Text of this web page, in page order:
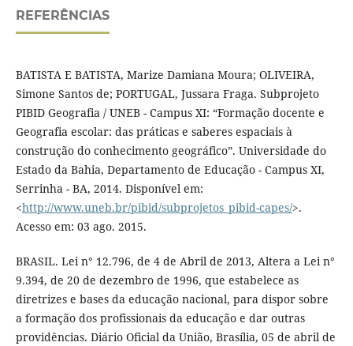
REFERÊNCIAS
BATISTA E BATISTA, Marize Damiana Moura; OLIVEIRA,
Simone Santos de; PORTUGAL, Jussara Fraga. Subprojeto
PIBID Geografia / UNEB - Campus XI: “Formação docente e
Geografia escolar: das práticas e saberes espaciais à
construção do conhecimento geográfico”. Universidade do
Estado da Bahia, Departamento de Educação - Campus XI,
Serrinha - BA, 2014. Disponível em:
<http://www.uneb.br/pibid/subprojetos_pibid-capes/>.
Acesso em: 03 ago. 2015.
BRASIL. Lei n° 12.796, de 4 de Abril de 2013, Altera a Lei n°
9.394, de 20 de dezembro de 1996, que estabelece as
diretrizes e bases da educação nacional, para dispor sobre
a formação dos profissionais da educação e dar outras
providências. Diário Oficial da União, Brasília, 05 de abril de